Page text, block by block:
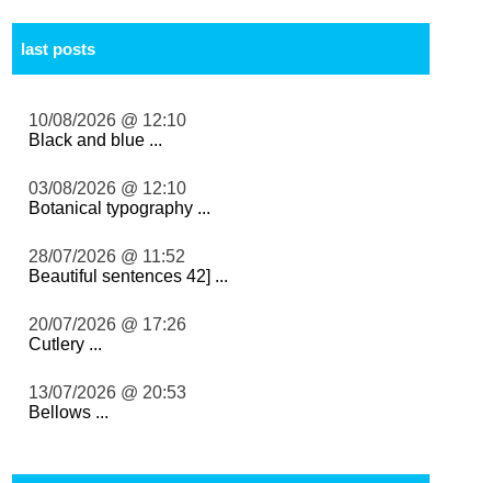
last posts
10/08/2026 @ 12:10
Black and blue ...
03/08/2026 @ 12:10
Botanical typography ...
28/07/2026 @ 11:52
Beautiful sentences 42] ...
20/07/2026 @ 17:26
Cutlery ...
13/07/2026 @ 20:53
Bellows ...